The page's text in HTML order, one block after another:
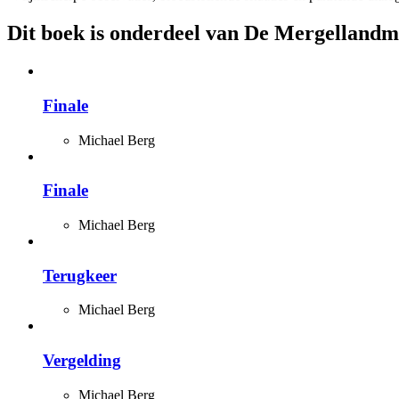
Dit boek is onderdeel van De
Finale
Michael Berg
Finale
Michael Berg
Terugkeer
Michael Berg
Vergelding
Michael Berg